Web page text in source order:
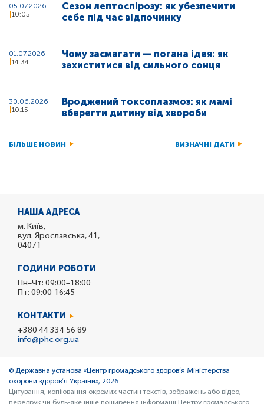
05.07.2026
10:05
Сезон лептоспірозу: як убезпечити
себе під час відпочинку
01.07.2026
14:34
Чому засмагати — погана ідея: як
захиститися від сильного сонця
30.06.2026
10:15
Вроджений токсоплазмоз: як мамі
вберегти дитину від хвороби
БІЛЬШЕ НОВИН ВИЗНАЧНІ ДАТИ
НАША АДРЕСА
м. Київ,
вул. Ярославська, 41,
04071
ГОДИНИ РОБОТИ
Пн–Чт: 09:00–18:00
Пт: 09:00-16:45
КОНТАКТИ
+380 44 334 56 89
info@phc.org.ua
© Державна установа «Центр громадського здоров’я Міністерства
охорони здоров’я України», 2026
Цитування, копіювання окремих частин текстів, зображень або відео,